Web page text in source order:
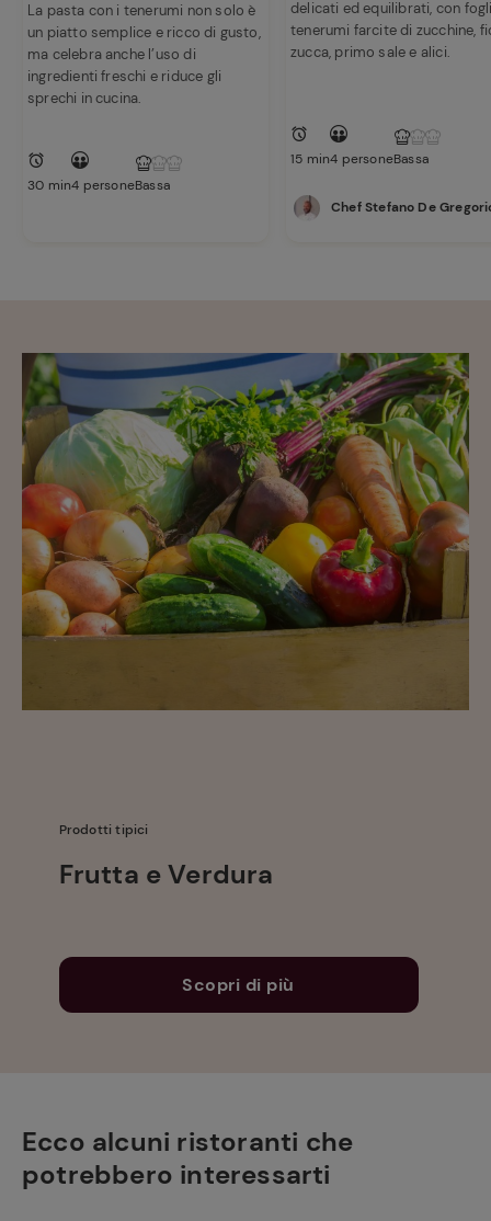
La pasta con i tenerumi non solo è
un piatto semplice e ricco di gusto,
ma celebra anche l’uso di
ingredienti freschi e riduce gli
sprechi in cucina.
30 min4 personeBassa
delicati ed equilibrati, con
tenerumi farcite di zucchine,
zucca, primo sale e alici.
15 min4 personeBassa
Chef Stefano De
Prodotti tipici
Frutta e Verdura
Scopri di più
Ecco alcuni ristoranti che
potrebbero interessarti
Ricette
preferite